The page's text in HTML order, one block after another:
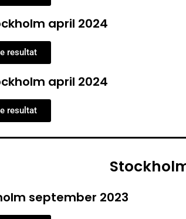
april 2024
resultat
april 2024
resultat
september 2023